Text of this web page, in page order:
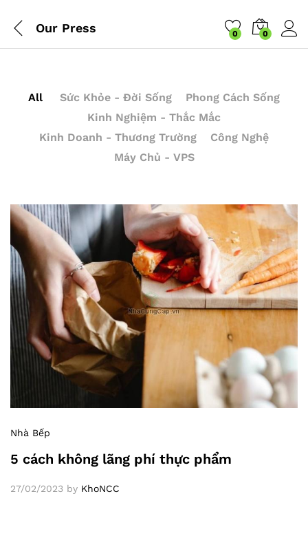
Our Press 0 0
All Sức Khỏe - Đời Sống
Phong Cách Sống
Kinh Nghiệm - Thắc Mắc
Kinh Doanh - Thương Trường
Công Nghệ
Máy Chủ - VPS
Nhà Bếp
5 cách không lãng phí thực phẩm
27/02/2023 by KhoNCC